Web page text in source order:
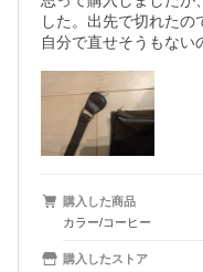
した。出先で切れたの
自分で直せそうもない
購入した商品
カラー/コーヒー
購入したストア